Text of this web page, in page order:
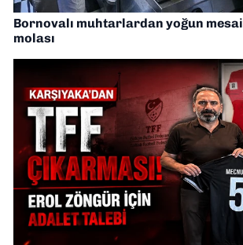
Bornovalı muhtarlardan yoğun
molası